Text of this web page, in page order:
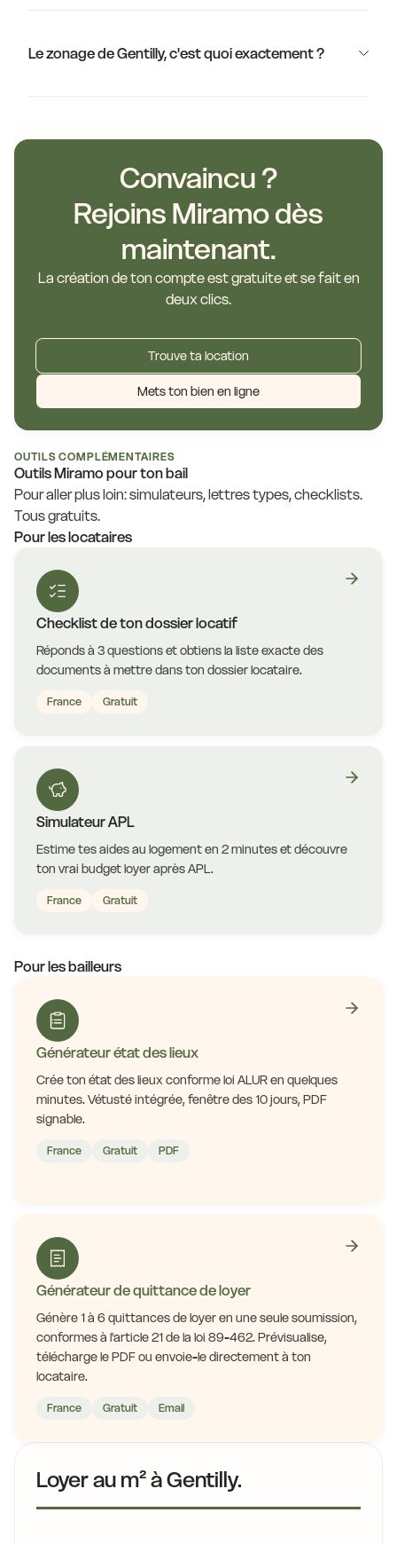
Le zonage de Gentilly, c'est quoi exactement ?
Convaincu ?
Rejoins Miramo dès
maintenant.
La création de ton compte est gratuite et se fait en
deux clics.
Trouve ta location
Mets ton bien en ligne
OUTILS COMPLÉMENTAIRES
Outils Miramo pour ton bail
Pour aller plus loin: simulateurs, lettres types, checklists.
Tous gratuits.
Pour les locataires
Checklist de ton dossier locatif
Réponds à 3 questions et obtiens la liste exacte des
documents à mettre dans ton dossier locataire.
France Gratuit
Simulateur APL
Estime tes aides au logement en 2 minutes et découvre
ton vrai budget loyer après APL.
France Gratuit
Pour les bailleurs
Générateur état des lieux
Crée ton état des lieux conforme loi ALUR en quelques
minutes. Vétusté intégrée, fenêtre des 10 jours, PDF
signable.
France Gratuit PDF
Générateur de quittance de loyer
Génère 1 à 6 quittances de loyer en une seule soumission,
conformes à l'article 21 de la loi 89-462. Prévisualise,
télécharge le PDF ou envoie-le directement à ton
locataire.
France Gratuit Email
Loyer au m² à Gentilly.